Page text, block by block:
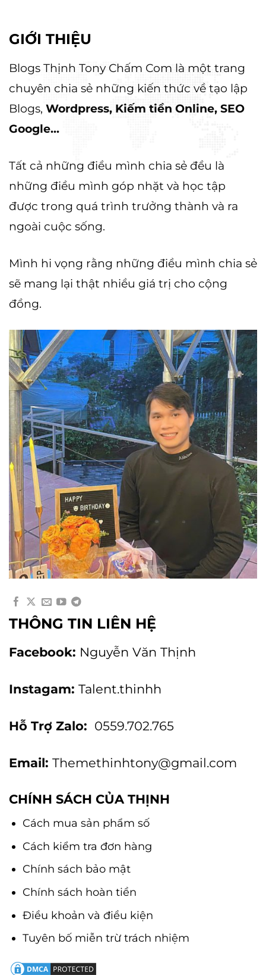
GIỚI THIỆU
Blogs Thịnh Tony Chấm Com là một trang
chuyên chia sẻ những kiến thức về tạo lập
Blogs, Wordpress, Kiếm tiền Online, SEO
Google...
Tất cả những điều mình chia sẻ đều là
những điều mình góp nhặt và học tập
được trong quá trình trưởng thành và ra
ngoài cuộc sống.
Mình hi vọng rằng những điều mình chia sẻ
sẽ mang lại thật nhiều giá trị cho cộng
đồng.
THÔNG TIN LIÊN HỆ
Facebook: Nguyễn Văn Thịnh
Instagam: Talent.thinhh
Hỗ Trợ Zalo: 0559.702.765
Email: Themethinhtony@gmail.com
CHÍNH SÁCH CỦA THỊNH
Cách mua sản phẩm số
Cách kiểm tra đơn hàng
Chính sách bảo mật
Chính sách hoàn tiền
Điều khoản và điều kiện
Tuyên bố miễn trừ trách nhiệm